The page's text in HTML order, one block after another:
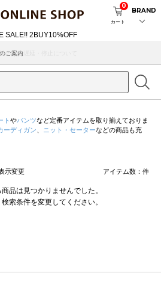
カート
0
BRAND
配送遅延・停止について
ご案内
ト やパンツなど定番アイテムを取り揃えておりま
ーディガン ニット・セーターなどの商品も充
示変更 アイテム数： 件
品は見つかりませんでした。
索条件を変更してください。